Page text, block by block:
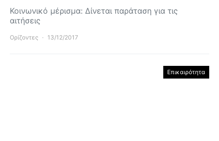
Κοινωνικό μέρισμα: Δίνεται παράταση για τις
αιτήσεις
Ορίζοντες 13/12/2017
Επικαιρότητα